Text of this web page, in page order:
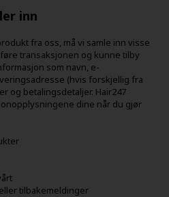
inn
fra oss, må vi samle inn visse
transaksjonen og kunne tilby
som navn, e-
(hvis forskjellig fra
og betalingsdetaljer. Hair247
dine når du gjør
tilbakemeldinger